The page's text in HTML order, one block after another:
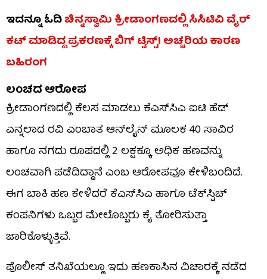
ಇದನ್ನೂ ಓದಿಚಿನ್ನಸ್ವಾಮಿ ಕ್ರೀಡಾಂಗಣದಲ್ಲಿ ಸಿಸಿಟಿವಿ ವೈರ್
ಕಟ್ ಮಾಡಿದ್ದ ಪ್ರಕರಣಕ್ಕೆ ಬಿಗ್ ಟ್ವಿಸ್ಟ್! ಅಚ್ಚರಿಯ ಕಾರಣ
ಬಹಿರಂಗ
ಲಂಚದ ಆರೋಪ
ಕ್ರೀಡಾಂಗಣದಲ್ಲಿ ಕೆಲಸ ಮಾಡಲು ಕೆಎಸ್‌ಸಿಎ ಐಟಿ ಹೆಡ್
ಎನ್ನಲಾದ ರವಿ ಎಂಬಾತ ಆನ್‌ಲೈನ್ ಮೂಲಕ 40 ಸಾವಿರ
ಹಾಗೂ ನಗದು ರೂಪದಲ್ಲಿ 2 ಲಕ್ಷಕ್ಕೂ ಅಧಿಕ ಹಣವನ್ನು
ಲಂಚವಾಗಿ ಪಡೆದಿದ್ದಾನೆ ಎಂಬ ಆರೋಪವೂ ಕೇಳಿಬಂದಿದೆ.
ಈಗ ಬಾಕಿ ಹಣ ಕೇಳಿದರೆ ಕೆಎಸ್‌ಸಿಎ ಹಾಗೂ ಟೆಕ್‌ಸ್ಟಿಚ್
ಕಂಪನಿಗಳು ಒಬ್ಬರ ಮೇಲೊಬ್ಬರು ಕೈ ತೋರಿಸುತ್ತಾ
ಜಾರಿಕೊಳ್ಳುತ್ತಿವೆ.
ಪೊಲೀಸ್ ತನಿಖೆಯಲ್ಲೂ ಇದು ಹಣಕಾಸಿನ ವಿಚಾರಕ್ಕೆ ನಡೆದ